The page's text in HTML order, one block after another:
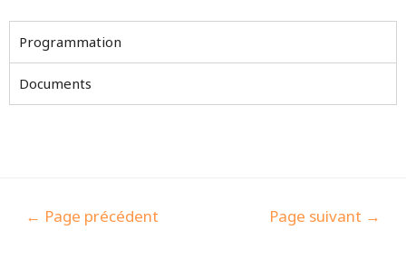
Programmation
Documents
← Page précédent Page suivant →